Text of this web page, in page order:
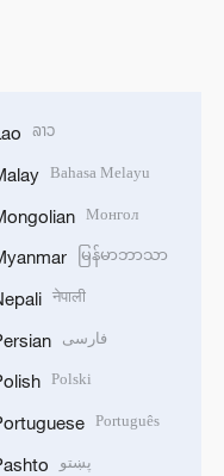
ລາວ
Bahasa Melayu
Монгол
မြန်မာဘာသာ
नेपाली
فارسی
Polski
Português
پښتو